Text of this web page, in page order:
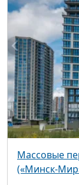
Массовые
(«Минск-